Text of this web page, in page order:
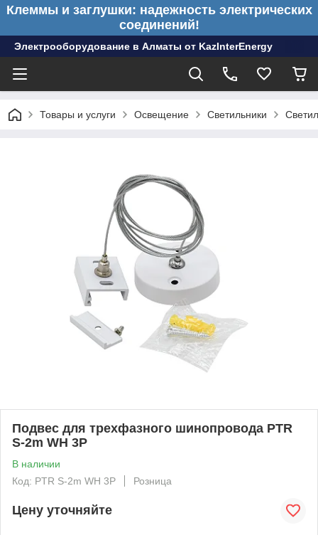
Клеммы и заглушки: надежность электрических
соединений!
Электрооборудование в Алматы от KazInterEnergy
Товары и услуги Освещение Светильники
Подвес для трехфазного шинопровода PTR
S-2m WH 3P
В наличии
Код: PTR S-2m WH 3P
Розница
Цену уточняйте